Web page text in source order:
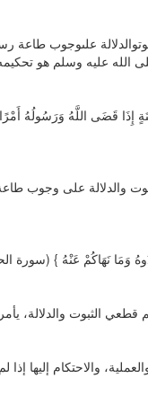
علىوجوب طاعة
الله عليه وسلم هو
إِذَا قَضَى اللَّهُ وَرَسُولُهُ
والدلالة على وجوب
وَمَا نَهَاكُمْ عَنْهُ } (سورة
الثبوت والدلالة،
والاحتكام إليها